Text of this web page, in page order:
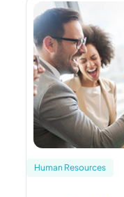
Human Resources